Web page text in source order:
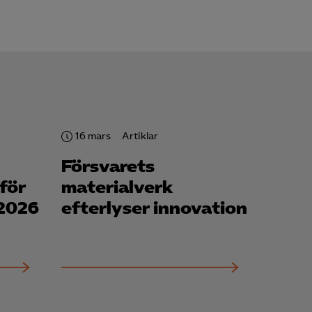
att kunna
16 mars Artiklar
Försvarets
materialverk
efterlyser innovation